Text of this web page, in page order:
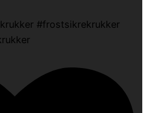
#frostsikrekrukker